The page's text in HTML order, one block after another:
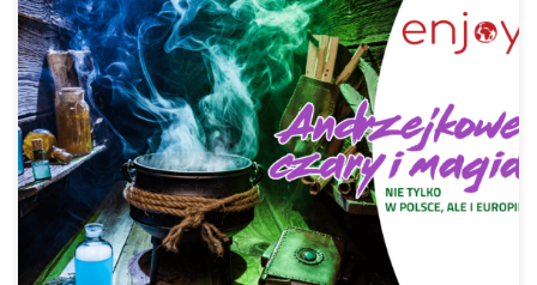
W tym roku huczne imprezy z okazji Andrzejek niestety nie odbędą
się w wielu miejscach. Może zatem przeznaczyć ten
niewykorzystany czas na poznanie historii tradycyjnych
andrzejkowych wróżb, które popularne są nie tylko w Polsce, lecz
także w wielu europejskich krajach? Zacznijmy jednak od początku.
Tradycja andrzejkowych wieczorów sięga zamierzchłych czasów. […]